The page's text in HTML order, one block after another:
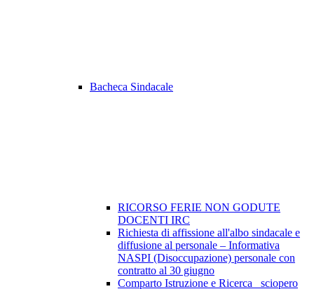
Bacheca Sindacale
RICORSO FERIE NON GODUTE
DOCENTI IRC
Richiesta di affissione all'albo sindacale e
diffusione al personale – Informativa
NASPI (Disoccupazione) personale con
contratto al 30 giugno
Comparto Istruzione e Ricerca_ sciopero